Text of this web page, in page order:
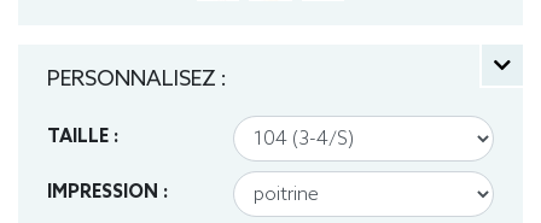
PERSONNALISEZ :
TAILLE :
IMPRESSION :